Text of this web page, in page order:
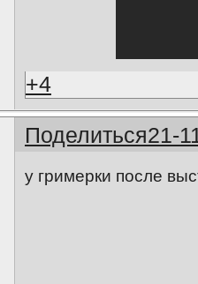
+4
Поделиться21-
у гримерки после